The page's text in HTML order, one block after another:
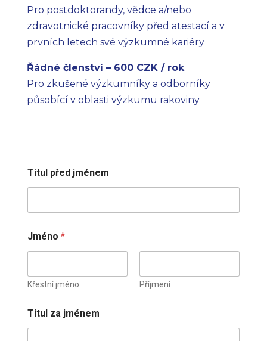
Pro postdoktorandy, vědce a/nebo
zdravotnické pracovníky před atestací a v
prvních letech své výzkumné kariéry
Řádné členství– 600 CZK / rok
Pro zkušené výzkumníky a odborníky
působící v oblasti výzkumu rakoviny
Titul před jménem
Jméno *
Křestní jméno Příjmení
Titul za jménem